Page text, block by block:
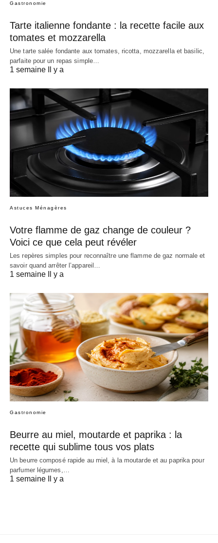
Gastronomie
Tarte italienne fondante : la recette facile aux
tomates et mozzarella
Une tarte salée fondante aux tomates, ricotta, mozzarella et basilic,
parfaite pour un repas simple…
1 semaine Il y a
Astuces Ménagères
Votre flamme de gaz change de couleur ?
Voici ce que cela peut révéler
Les repères simples pour reconnaître une flamme de gaz normale et
savoir quand arrêter l’appareil…
1 semaine Il y a
Gastronomie
Beurre au miel, moutarde et paprika : la
recette qui sublime tous vos plats
Un beurre composé rapide au miel, à la moutarde et au paprika pour
parfumer légumes,…
1 semaine Il y a